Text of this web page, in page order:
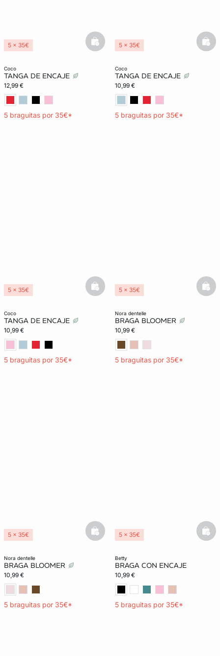
coco
TANGA DE ENCAJE
12,99 €
5 braguitas por 35€*
5 x 35€ basketfull
coco
TANGA DE ENCAJE
10,99 €
5 braguitas por 35€*
5 x 35€
coco
TANGA DE ENCAJE
10,99 €
5 braguitas por 35€*
5 x 35€ basketfull
nora dentelle
BRAGA BLOOMER
10,99 €
5 braguitas por 35€*
5 x 35€
nora dentelle
BRAGA BLOOMER
10,99 €
5 braguitas por 35€*
5 x 35€ basketfull
betty
BRAGA CON ENCAJE
10,99 €
5 braguitas por 35€*
5 x 35€